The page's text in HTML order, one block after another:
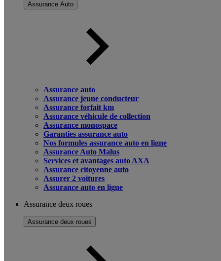
Assurance Auto
Assurance auto
Assurance jeune conducteur
Assurance forfait km
Assurance véhicule de collection
Assurance monospace
Garanties assurance auto
Nos formules assurance auto en ligne
Assurance Auto Malus
Services et avantages auto AXA
Assurance citoyenne auto
Assurer 2 voitures
Assurance auto en ligne
Assurance deux roues
Assurance deux roues